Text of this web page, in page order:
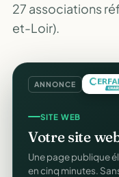
27 associations
et-Loir).
ANNONCE
SITE WEB
Votre site
Une page publique
en cinq minutes.